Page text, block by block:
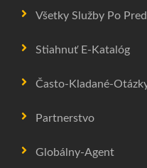
Všetky Služby Po
Stiahnuť E-Katalóg
Často-Kladané-
Partnerstvo
Globálny-Agent